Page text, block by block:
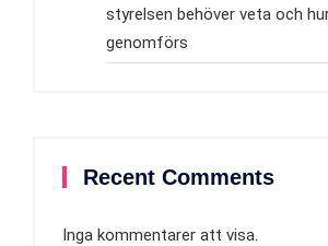
styrelsen behöver veta och
genomförs
Recent Comments
Inga kommentarer att visa.